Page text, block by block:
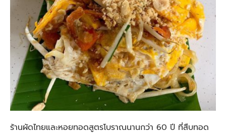
ร้านผัดไทยและหอยทอดสูตรโบราณนานกว่า 60 ปี ที่สืบทอด